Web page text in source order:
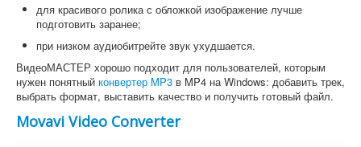
для красивого ролика с обложкой изображение лучше
подготовить заранее;
при низком аудиобитрейте звук ухудшается.
ВидеоМАСТЕР хорошо подходит для пользователей, которым
нужен понятный конвертер MP3 в MP4 на Windows: добавить трек,
выбрать формат, выставить качество и получить готовый файл.
Movavi Video Converter